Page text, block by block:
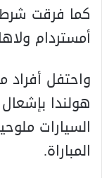
كما فرقت
أمستردام
واحتفل أفراد
هولندا
السيارات
المباراة.